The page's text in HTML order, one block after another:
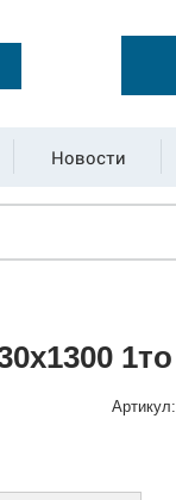
Новости
1то
Артикул: